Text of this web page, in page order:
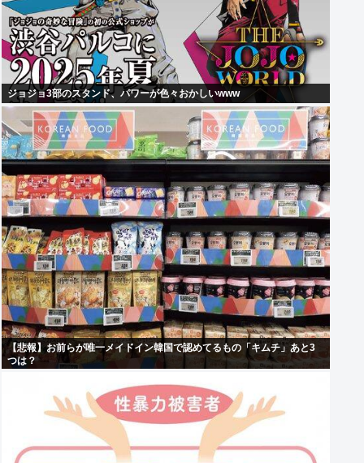
ジョジョ3部のスタンド、パワーが色々おかしいwww
【悲報】お前らが唯一メイドイン韓国で認めてるもの「キムチ」あと3
つは？